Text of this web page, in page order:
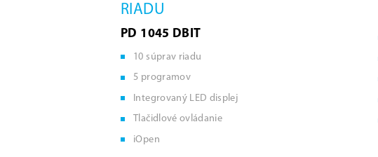
RIADU
PD 1045 DBIT
10 súprav riadu
5 programov
Integrovaný LED displej
Tlačidlové ovládanie
iOpen